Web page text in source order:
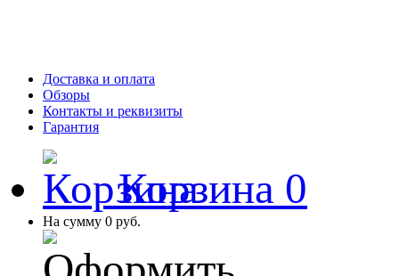
Доставка и оплата
Обзоры
Контакты и реквизиты
Гарантия
Корзина 0
На сумму 0 руб.